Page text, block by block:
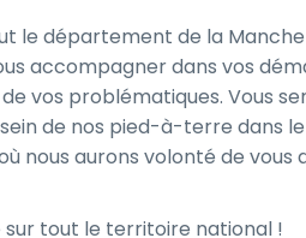
le département de la Manche
accompagner dans vos
vos problématiques. Vous
de nos pied-à-terre dans le
nous aurons volonté de vous
sur tout le territoire national !